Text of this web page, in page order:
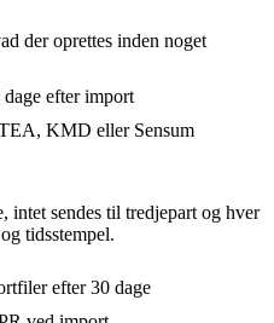
der oprettes inden noget
efter import
KMD eller Sensum
intet sendes til tredjepart og hver
tidsstempel.
efter 30 dage